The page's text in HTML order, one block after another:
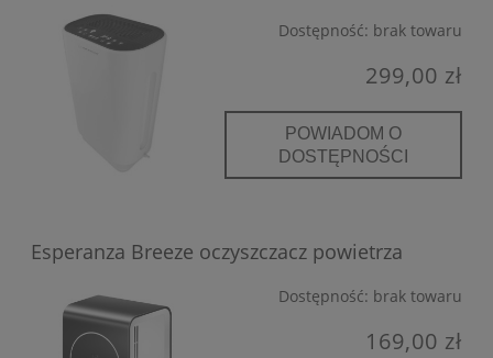
Dostępność: brak towaru
299,00 zł
POWIADOM O
DOSTĘPNOŚCI
Esperanza Breeze oczyszczacz powietrza
Dostępność: brak towaru
169,00 zł